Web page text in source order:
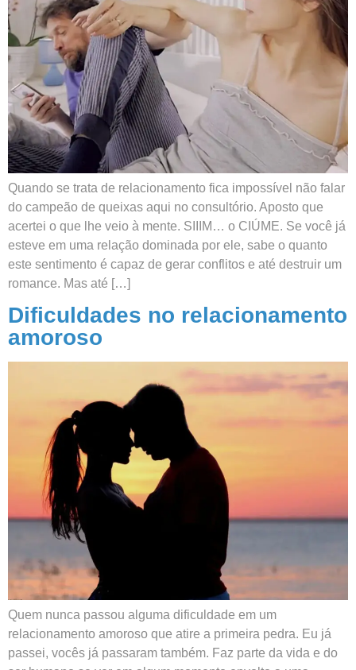
Quando se trata de relacionamento fica impossível não falar
do campeão de queixas aqui no consultório. Aposto que
acertei o que lhe veio à mente. SIIIM… o CIÚME. Se você já
esteve em uma relação dominada por ele, sabe o quanto
este sentimento é capaz de gerar conflitos e até destruir um
romance. Mas até […]
Dificuldades no relacionamento
amoroso
Quem nunca passou alguma dificuldade em um
relacionamento amoroso que atire a primeira pedra. Eu já
passei, vocês já passaram também. Faz parte da vida e do